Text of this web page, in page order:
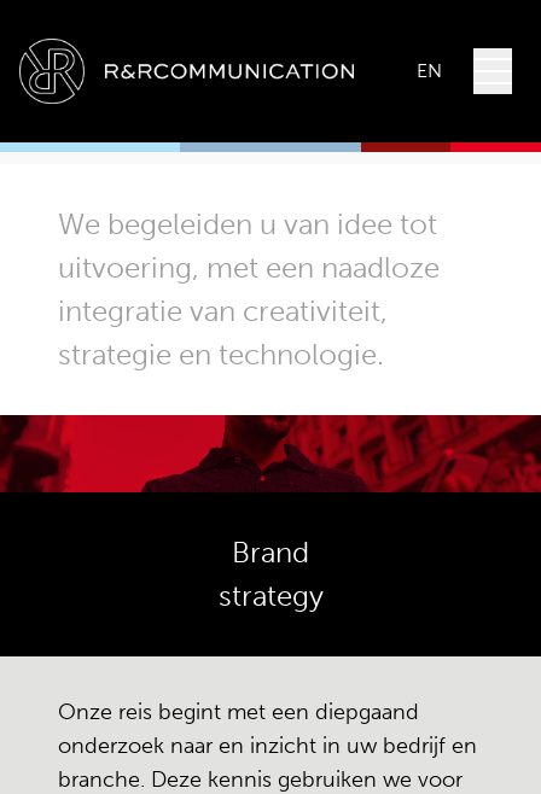
EN
We begeleiden u van idee tot
uitvoering, met een naadloze
integratie van creativiteit,
strategie en technologie.
Brand
strategy
Onze reis begint met een diepgaand
onderzoek naar en inzicht in uw bedrijf en
branche. Deze kennis gebruiken we voor